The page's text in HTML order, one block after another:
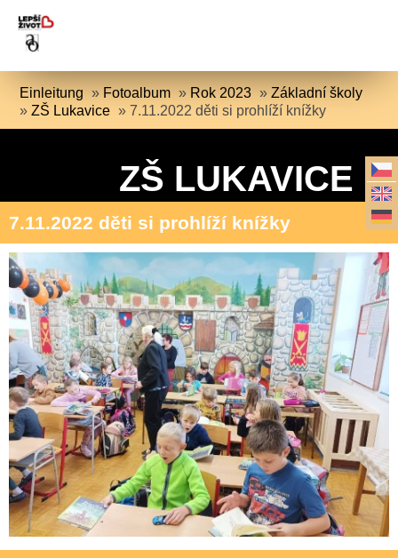
Einleitung » Fotoalbum » Rok 2023 »Základní školy
»ZŠ Lukavice »7.11.2022 děti si prohlíží knížky
ZŠ LUKAVICE
7.11.2022 děti si prohlíží knížky